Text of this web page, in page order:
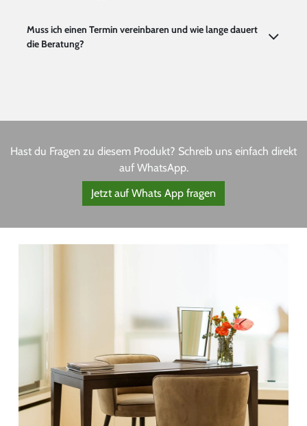
Muss ich einen Termin vereinbaren und wie lange dauert
die Beratung?
Hast du Fragen zu diesem Produkt? Schreib uns einfach direkt
auf WhatsApp.
Jetzt auf Whats App fragen